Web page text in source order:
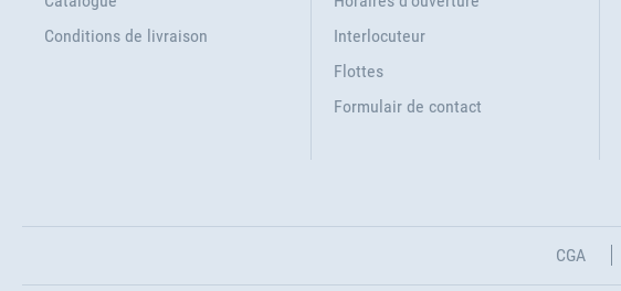
Conditions de livraison
Interlocuteur
Flottes
Formulair de contact
CGA